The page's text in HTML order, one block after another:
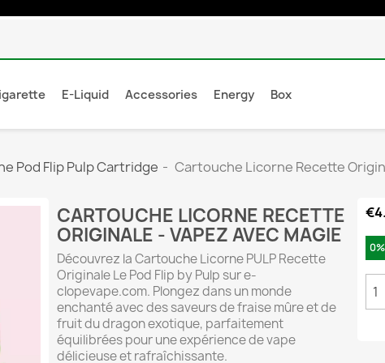
E-Liquid Accessories Energy Box
Pod Flip Pulp Cartridge Cartouche Licorne Recette
CARTOUCHE LICORNE RECETTE
ORIGINALE - VAPEZ AVEC MAGIE
Découvrez la Cartouche Licorne PULP Recette
Originale Le Pod Flip by Pulp sur e-
clopevape.com. Plongez dans un monde
enchanté avec des saveurs de fraise mûre et de
fruit du dragon exotique, parfaitement
équilibrées pour une expérience de vape
délicieuse et rafraîchissante.
0%